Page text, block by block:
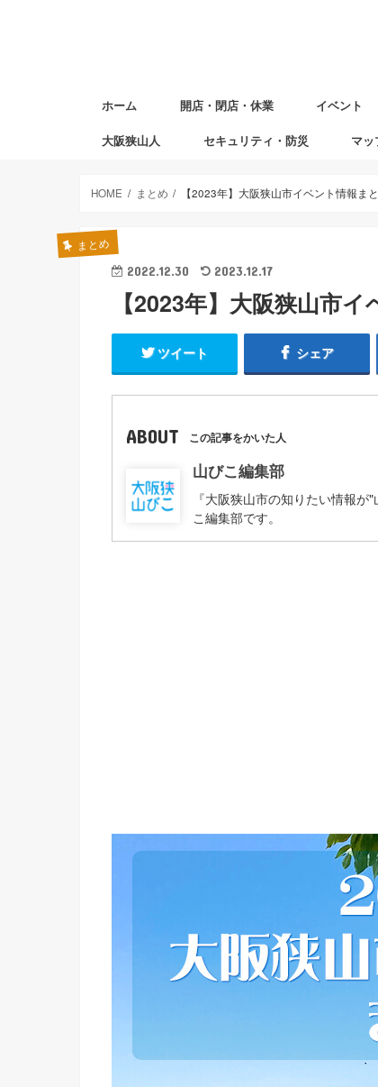
ホーム 開店・閉店・休業 イベント
大阪狭山人 セキュリティ・防災 マッ
HOME まとめ 【2023年】大阪狭山市イベント情報ま
まとめ
2022.12.30 2023.12.17
【2023年】大阪狭山市
ツイート シェア
ABOUT この記事をかいた人
山びこ編集部
『大阪狭山市の知りたい情報
こ編集部です。